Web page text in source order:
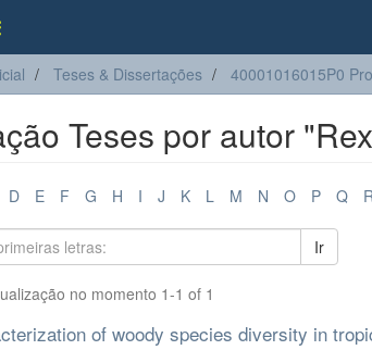
Teses & Dissertações 40001016015P0
Teses por autor
D E F G H I J K L M N O P Q
Ir
no momento 1-1 of 1
of woody species diversity in